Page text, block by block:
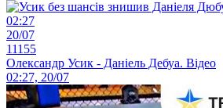
02:27
20/07
11155
Олександр Усик - Даніель Дебуа. Відео
02:27, 20/07